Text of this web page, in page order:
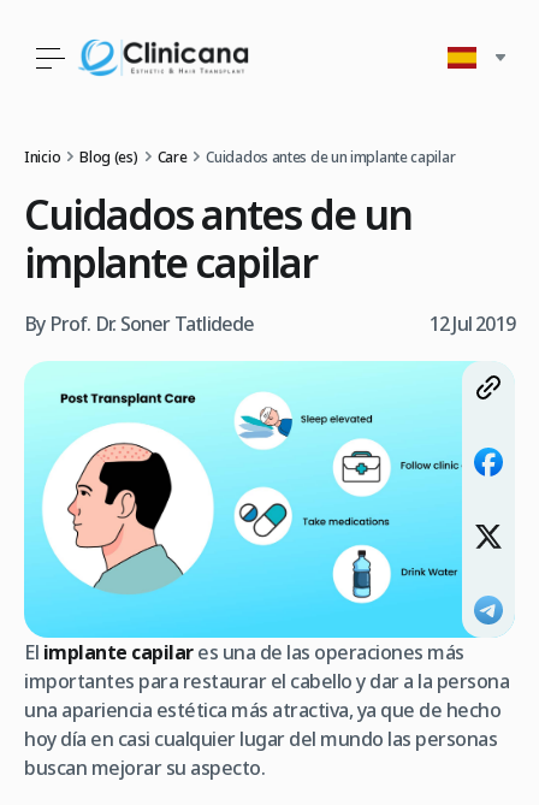
Inicio Blog (es) Care Cuidados antes de un implante capilar
Cuidados antes de un
implante capilar
By Prof. Dr. Soner Tatlidede 12 Jul 2019
El implante capilares una de las operaciones más
importantes para restaurar el cabello y dar a la persona
una apariencia estética más atractiva, ya que de hecho
hoy día en casi cualquier lugar del mundo las personas
buscan mejorar su aspecto.